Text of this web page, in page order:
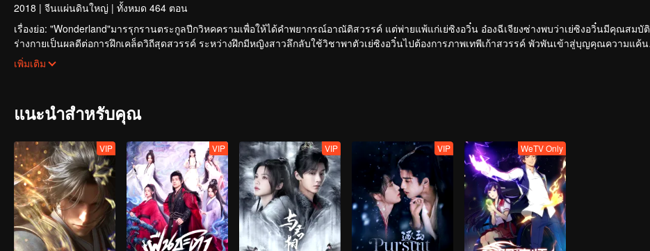
2018 | จีนแผ่นดินใหญ่ | ทั้งหมด 464 ตอน
เรื่องย่อ: "Wonderland"มารรุกรานตระกูลปีกวิหคครามเพื่อให้ได้คำพยากรณ์อาณัติสวรรค์ แต่พ่ายแพ้แก่เย่ซิงอวิ๋น อ๋องฉีเจียงซ่างพบว่าเย่ซิงอวิ๋นมีคุณสมบัติ
ร่างกายเป็นผลดีต่อการฝึกเคล็ดวิถีสุดสวรรค์ ระหว่างฝึกมีหญิงสาวลึกลับใช้วิชาพาตัวเย่ซิงอวิ๋นไปต้องการภาพเทพีเก้าสวรรค์ พัวพันเข้าสู่บุญคุณความแค้น
ของเหล่ามารกับเย่ซิงอวิ๋น...
เพิ่มเติม
แนะนำสำหรับคุณ
VIP VIP VIP VIP WeTV Only